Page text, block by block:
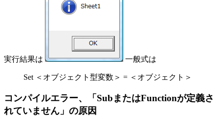
実行結果は 一般式は
Set ＜オブジェクト型変数＞ = ＜オブジェクト＞
コンパイルエラー、「SubまたはFunctionが定義さ
れていません」の原因